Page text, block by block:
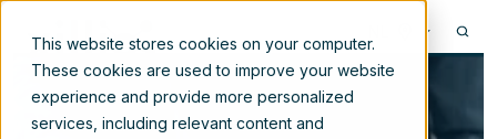
This website stores cookies on your computer.
These cookies are used to improve your website
experience and provide more personalized
services, including relevant content and